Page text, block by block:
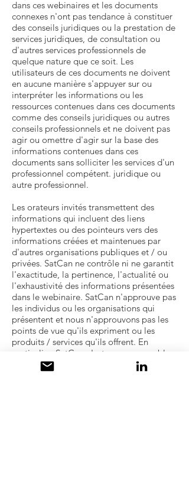
dans ces webinaires et les documents
connexes n'ont pas tendance à constituer
des conseils juridiques ou la prestation de
services juridiques, de consultation ou
d'autres services professionnels de
quelque nature que ce soit. Les
utilisateurs de ces documents ne doivent
en aucune manière s'appuyer sur ou
interpréter les informations ou les
ressources contenues dans ces documents
comme des conseils juridiques ou autres
conseils professionnels et ne doivent pas
agir ou omettre d'agir sur la base des
informations contenues dans ces
documents sans solliciter les services d'un
professionnel compétent. juridique ou
autre professionnel.
Les orateurs invités transmettent des
informations qui incluent des liens
hypertextes ou des pointeurs vers des
informations créées et maintenues par
d'autres organisations publiques et / ou
privées. SatCan ne contrôle ni ne garantit
l'exactitude, la pertinence, l'actualité ou
l'exhaustivité des informations présentées
dans le webinaire. SatCan n'approuve pas
les individus ou les organisations qui
présentent et nous n'approuvons pas les
points de vue qu'ils expriment ou les
produits / services qu'ils offrent. En
particulier, SatCan n'est pas responsable
du contenu ou de l'exactitude, ni des
opinions exprimées dans le webinaire